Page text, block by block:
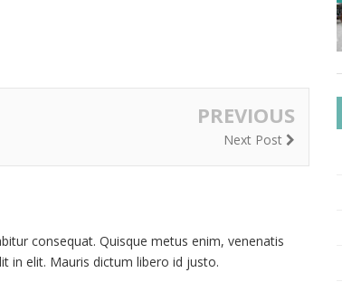
PREVIOUS
Next Post
consequat. Quisque metus enim, venenatis
in elit. Mauris dictum libero id justo.